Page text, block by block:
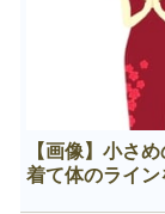
【画像】小さ
着て体のライ